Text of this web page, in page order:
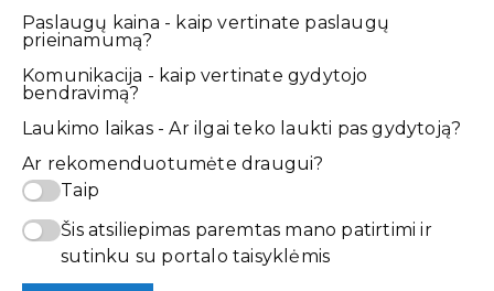
Paslaugų kaina - kaip vertinate paslaugų
prieinamumą?
Komunikacija - kaip vertinate gydytojo
bendravimą?
Laukimo laikas - Ar ilgai teko laukti pas gydytoją?
Ar rekomenduotumėte draugui?
Taip
Šis atsiliepimas paremtas mano patirtimi ir
sutinku su portalo taisyklėmis